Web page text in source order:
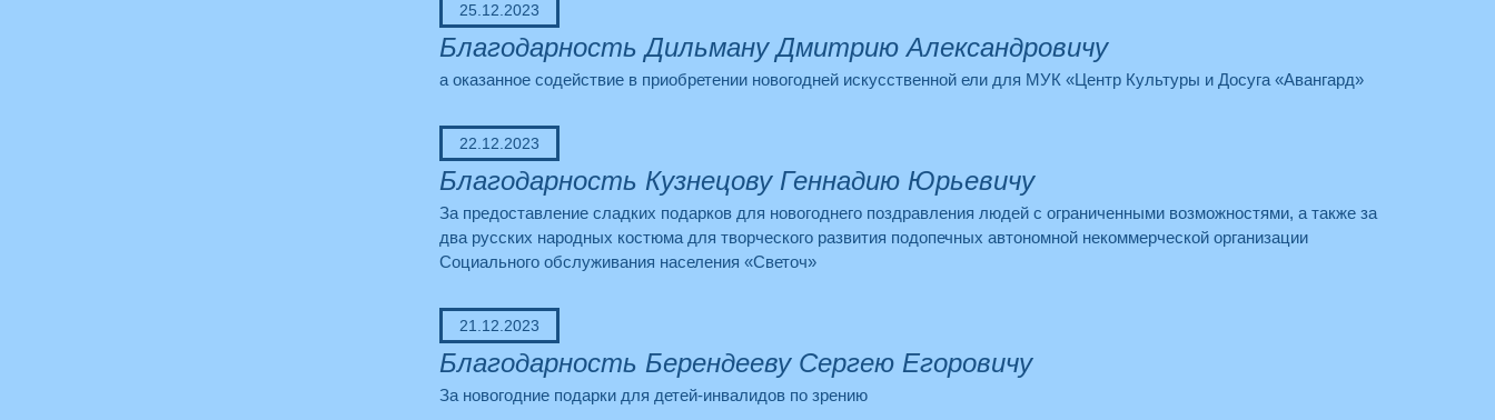
25.12.2023
Благодарность Дильману Дмитрию Александровичу
а оказанное содействие в приобретении новогодней искусственной ели для МУК «Центр Культуры и Досуга «Авангард»
22.12.2023
Благодарность Кузнецову Геннадию Юрьевичу
За предоставление сладких подарков для новогоднего поздравления людей с ограниченными возможностями, а также за
два русских народных костюма для творческого развития подопечных автономной некоммерческой организации
Социального обслуживания населения «Светоч»
21.12.2023
Благодарность Берендееву Сергею Егоровичу
За новогодние подарки для детей-инвалидов по зрению